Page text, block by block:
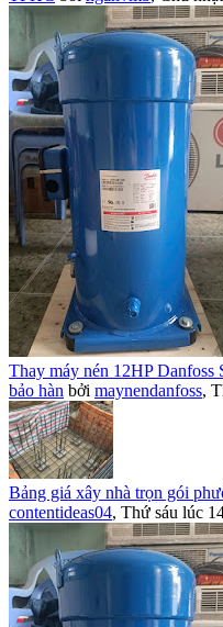
Thay máy nén 12HP
bảo hàn bởi maynendanfoss,
Bảng giá xây nhà trọn gói
contentideas04, Thứ sáu lúc